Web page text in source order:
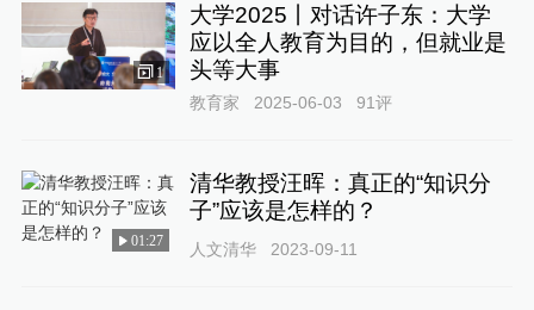
1
大学2025丨对话许子东：大学
应以全人教育为目的，但就业是
头等大事
教育家 2025-06-03 91评
01:27
清华教授汪晖：真正的“知识分
子”应该是怎样的？
人文清华 2023-09-11